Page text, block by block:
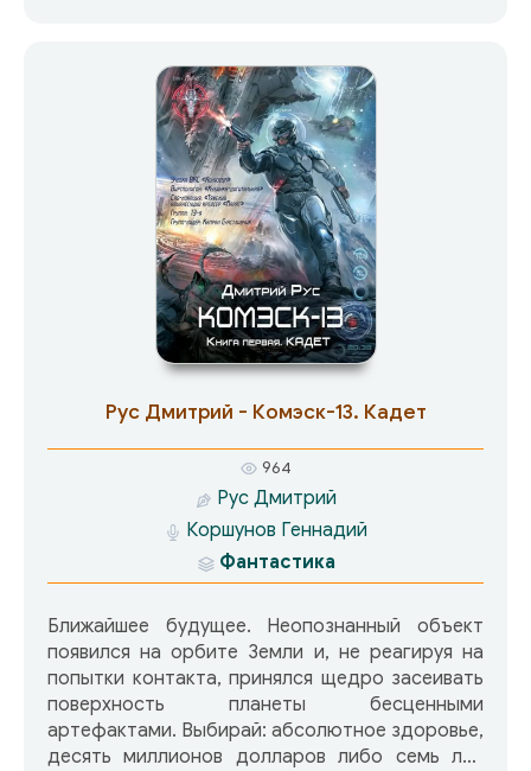
сверхмощные бомбы сметают деревни, гибнут
самолеты, спецназ Ордена ищет пропавшую
девушку, ведь от нее зависит исход сражения.
Все тщетно: против людей не только враги,
главный противник — тайга.
Рус Дмитрий - Комэск-13. Кадет
964
Рус Дмитрий
Коршунов Геннадий
Фантастика
Ближайшее будущее. Неопознанный объект
появился на орбите Земли и, не реагируя на
попытки контакта, принялся щедро засеивать
поверхность планеты бесценными
артефактами. Выбирай: абсолютное здоровье,
десять миллионов долларов либо семь лет